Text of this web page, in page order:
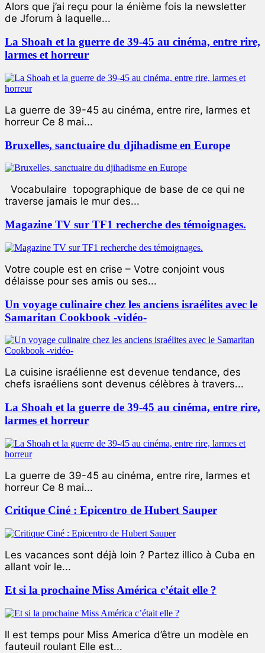
Alors que j’ai reçu pour la énième fois la newsletter
de Jforum à laquelle...
La Shoah et la guerre de 39-45 au cinéma, entre rire,
larmes et horreur
La guerre de 39-45 au cinéma, entre rire, larmes et
horreur Ce 8 mai...
Bruxelles, sanctuaire du djihadisme en Europe
Vocabulaire topographique de base de ce qui ne
traverse jamais le mur des...
Magazine TV sur TF1 recherche des témoignages.
Votre couple est en crise – Votre conjoint vous
délaisse pour ses amis ou ses...
Un voyage culinaire chez les anciens israélites avec le
Samaritan Cookbook -vidéo-
La cuisine israélienne est devenue tendance, des
chefs israéliens sont devenus célèbres à travers...
La Shoah et la guerre de 39-45 au cinéma, entre rire,
larmes et horreur
La guerre de 39-45 au cinéma, entre rire, larmes et
horreur Ce 8 mai...
Critique Ciné : Epicentro de Hubert Sauper
Les vacances sont déjà loin ? Partez illico à Cuba en
allant voir le...
Et si la prochaine Miss América c’était elle ?
ll est temps pour Miss America d’être un modèle en
fauteuil roulant Elle est...